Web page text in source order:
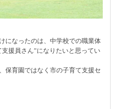
になったのは、中学校での職業体
援員さん”になりたいと思ってい
保育園ではなく市の子育て支援セ